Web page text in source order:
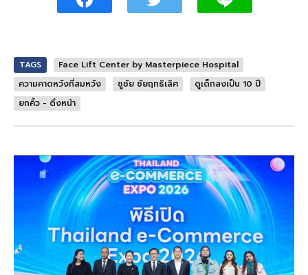
TAGS
Face Lift Center by Masterpiece Hospital
ความคาดหวังที่สมหวัง
ชูชัย ชัยฤทธิเลิศ
ดูเด็กลงเป็น 10 ปี
ยกคิ้ว - ดึงหน้า